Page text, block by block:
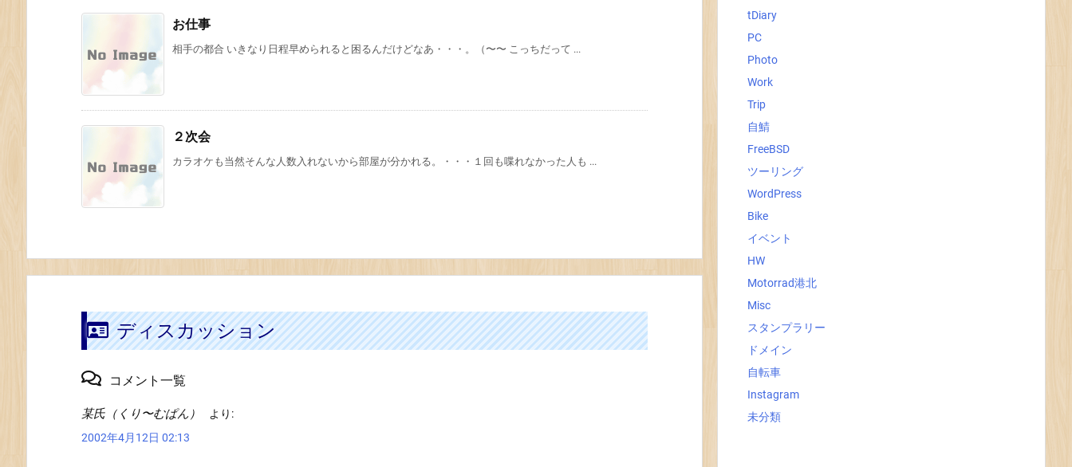
お仕事
相手の都合 いきなり日程早められると困るんだけどなあ・・・。（〜〜 こっちだって ...
２次会
カラオケも当然そんな人数入れないから部屋が分かれる。・・・１回も喋れなかった人も ...
ディスカッション
コメント一覧
某氏（くり〜むぱん）
より:
2002年4月12日 02:13
tDiary
PC
Photo
Work
Trip
自鯖
FreeBSD
ツーリング
WordPress
Bike
イベント
HW
Motorrad港北
Misc
スタンプラリー
ドメイン
自転車
Instagram
未分類